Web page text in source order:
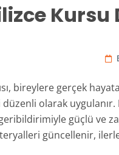
Kursu
bireylere gerçek
olarak
güçlü ve
güncellenir,